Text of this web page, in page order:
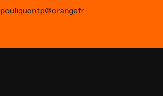
pouliquen.tp@orange.fr